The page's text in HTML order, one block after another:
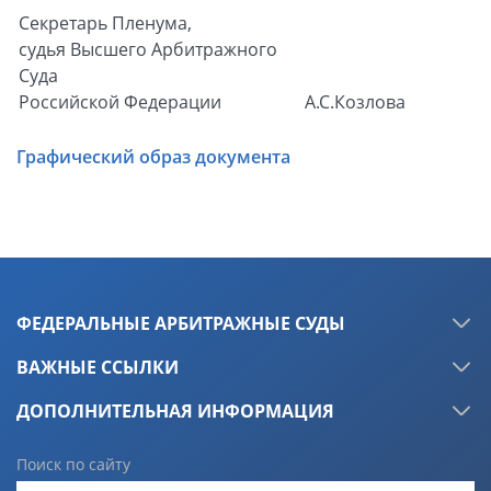
Секретарь Пленума,
судья Высшего Арбитражного
Суда
Российской Федерации
А.С.Козлова
Графический образ документа
ФЕДЕРАЛЬНЫЕ АРБИТРАЖНЫЕ СУДЫ
ВАЖНЫЕ ССЫЛКИ
ДОПОЛНИТЕЛЬНАЯ ИНФОРМАЦИЯ
Поиск по сайту